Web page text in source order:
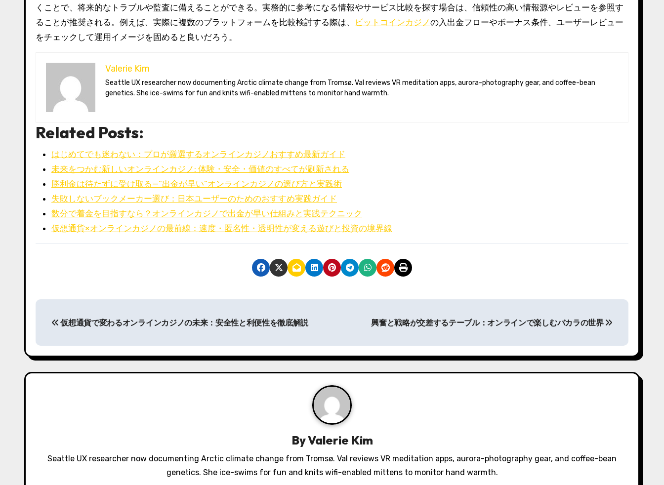
くことで、将来的なトラブルや監査に備えることができる。実務的に参考になる情報やサービス比較を探す場合は、信頼性の高い情報源やレビューを参照す
ることが推奨される。例えば、実際に複数のプラットフォームを比較検討する際は、
ビットコインカジノの入出金フローやボーナス条件、ユーザーレビュー
をチェックして運用イメージを固めると良いだろう。
Valerie Kim
Seattle UX researcher now documenting Arctic climate change from Tromsø. Val reviews VR meditation apps, aurora-photography gear, and coffee-bean
genetics. She ice-swims for fun and knits wifi-enabled mittens to monitor hand warmth.
Related Posts:
はじめてでも迷わない：プロが厳選するオンラインカジノおすすめ最新ガイド
未来をつかむ新しいオンラインカジノ: 体験・安全・価値のすべてが刷新される
勝利金は待たずに受け取る—“出金が早い”オンラインカジノの選び方と実践術
失敗しないブックメーカー選び：日本ユーザーのためのおすすめ実践ガイド
数分で着金を目指すなら？オンラインカジノで出金が早い仕組みと実践テクニック
仮想通貨×オンラインカジノの最前線：速度・匿名性・透明性が変える遊びと投資の境界線
P
s
t
仮想通貨で変わるオンラインカジノの未来：安全性と利便性を徹底解説 興奮と戦略が交差するテーブル：オンラインで楽しむバカラの世界
ByValerie Kim
Seattle UX researcher now documenting Arctic climate change from Tromsø. Val reviews VR meditation apps, aurora-photography gear, and coffee-bean
genetics. She ice-swims for fun and knits wifi-enabled mittens to monitor hand warmth.